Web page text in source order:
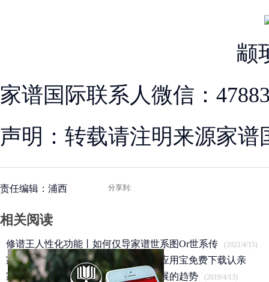
颛
家谱国际联系人微信：
声明：转载请注明来源家
责任编辑：浦西 分享到:
相关阅读
修谱王人性化功能丨如何仅导家谱世系图Or世系传 (2021/4/15)
家谱国际丨网上祭扫平台全面开通，应用宝免费下载认亲
APP
(2020/3/25)
家谱国际丨家谱数字化是未来谱牒发展的趋势 (2019/4/13)